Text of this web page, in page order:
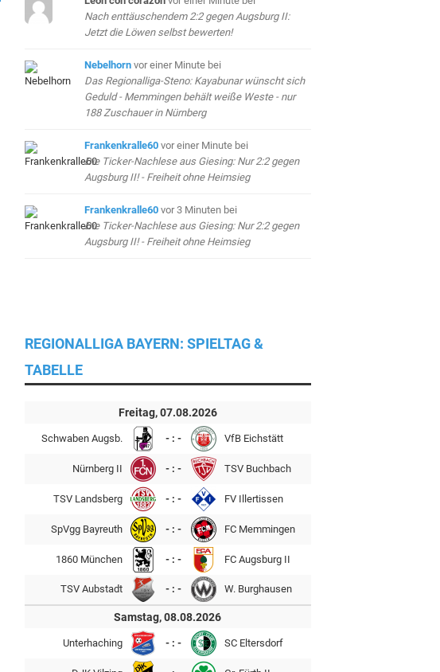
Nach enttäuschendem 2:2 gegen Augsburg II:
Jetzt die Löwen selbst bewerten!
Nebelhorn vor einer Minutebei
Das Regionalliga-Steno: Kayabunar wünscht sich
Geduld - Memmingen behält weiße Weste - nur
188 Zuschauer in Nürnberg
Frankenkralle60 vor einer Minutebei
Die Ticker-Nachlese aus Giesing: Nur 2:2 gegen
Augsburg II! - Freiheit ohne Heimsieg
Frankenkralle60 vor 3 Minuten bei
Die Ticker-Nachlese aus Giesing: Nur 2:2 gegen
Augsburg II! - Freiheit ohne Heimsieg
REGIONALLIGA BAYERN: SPIELTAG &
TABELLE
Freitag, 07.08.2026
Schwaben Augsb. - : - VfB Eichstätt
Nürnberg II - : - TSV Buchbach
TSV Landsberg - : - FV Illertissen
SpVgg Bayreuth - : - FC Memmingen
1860 München - : - FC Augsburg II
TSV Aubstadt - : - W. Burghausen
Samstag, 08.08.2026
Unterhaching - : - SC Eltersdorf